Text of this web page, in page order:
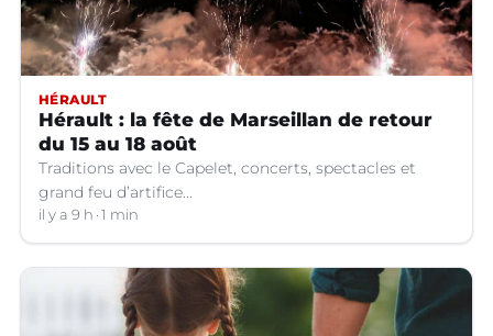
HÉRAULT
Hérault : la fête de Marseillan de retour
du 15 au 18 août
Traditions avec le Capelet, concerts, spectacles et
grand feu d’artifice...
il y a 9 h 1 min